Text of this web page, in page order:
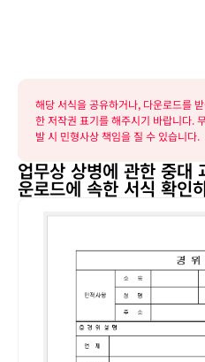
해당 서식을 공유하거나, 다운로드를
한 저작권 표기를 해주시기 바랍니다.
발 시 민형사상 책임을 질 수 있습니다.
업무상 상병에 관한 중대
운로드에 속한 서식 확인